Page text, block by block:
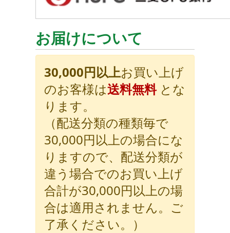
お届けについて
30,000円以上お買い上げ
のお客様は送料無料とな
ります。
（配送分類の種類毎で
30,000円以上の場合にな
りますので、配送分類が
違う場合でのお買い上げ
合計が30,000円以上の場
合は適用されません。ご
了承ください。）